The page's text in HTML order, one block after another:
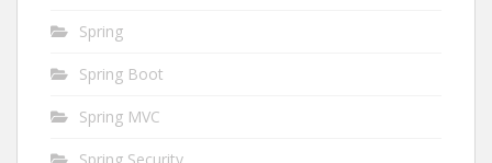
Spring
Spring Boot
Spring MVC